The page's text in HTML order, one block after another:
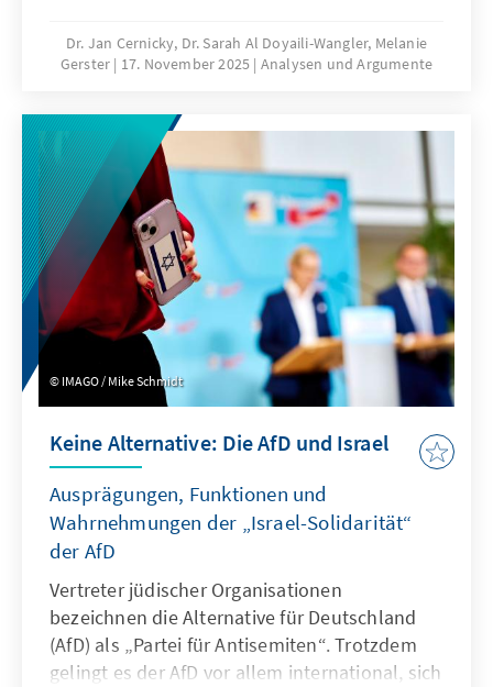
Vorgaben bremsen die Bautätigkeit erheblich.
Zur Lösung des Problems bedarf es einer
Komplexität.
Dr. Jan Cernicky, Dr. Sarah Al Doyaili-Wangler, Melanie
Gerster
17. November 2025 Analysen und Argumente
IMAGO / Mike Schmidt
Keine Alternative: Die AfD und Israel
Ausprägungen, Funktionen und
Wahrnehmungen der „Israel-Solidarität“
der AfD
Vertreter jüdischer Organisationen
bezeichnen die Alternative für Deutschland
(AfD) als „Partei für Antisemiten“. Trotzdem
gelingt es der AfD vor allem international, sich